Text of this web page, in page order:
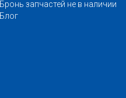
Бронь запчастей не в наличии
Блог